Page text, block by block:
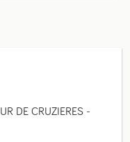
DE CRUZIERES -